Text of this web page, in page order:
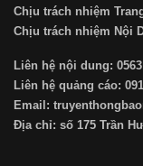
Chịu trách nhiệm
Chịu trách nhiệm Nội
Liên hệ nội dung: 0563
Liên hệ quảng cáo:
Email:
Địa chỉ: số 175 Trần